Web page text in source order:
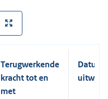
Terugwerkende
kracht tot en
met
Datum